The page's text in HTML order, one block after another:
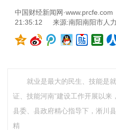
中国财经新闻网·www.prcfe.com
21:35:12
来源:南阳南阳市人
就业是最大的民生、技能是
证、技能河南”建设工作开展以来
县委、县政府精心指导下，淅川
精